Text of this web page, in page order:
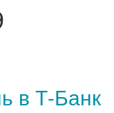
в Т-Банк